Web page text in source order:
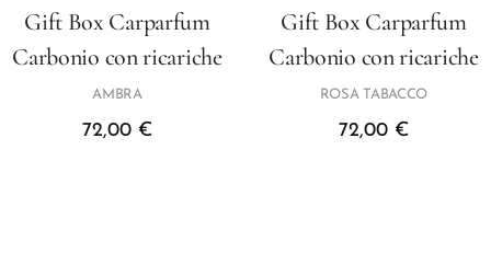
Gift Box Carparfum
Carbonio con ricariche
AMBRA
72,00 €
Gift Box Carparfum
Carbonio con ricariche
ROSA TABACCO
72,00 €